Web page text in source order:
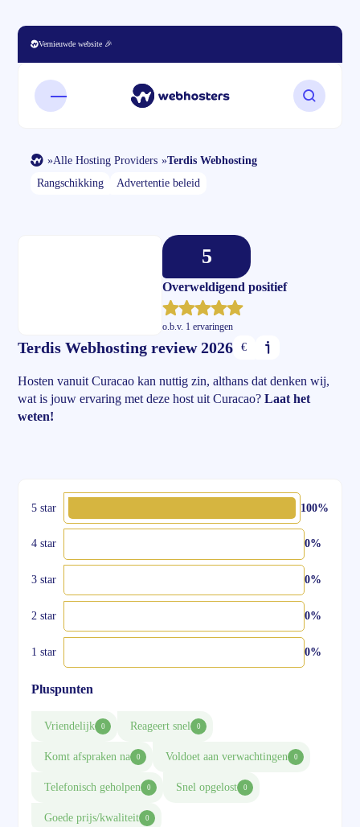
Vernieuwde website 🎉
Open mobiel menu Zoeken
»Alle Hosting Providers »Terdis Webhosting
Rangschikking
Advertentie beleid
Terdis Webhosting review 2026 €
Hosten vanuit Curacao kan nuttig zin, althans dat denken wij,
wat is jouw ervaring met deze host uit Curacao?Laat het
weten!
Overweldigend positief
o.b.v. 1 ervaringen
5
5 star 100%
4 star 0%
3 star 0%
2 star 0%
1 star 0%
Pluspunten
Vriendelijk 0 Reageert snel 0
Komt afspraken na 0 Voldoet aan verwachtingen 0
Telefonisch geholpen 0 Snel opgelost 0
Goede prijs/kwaliteit 0